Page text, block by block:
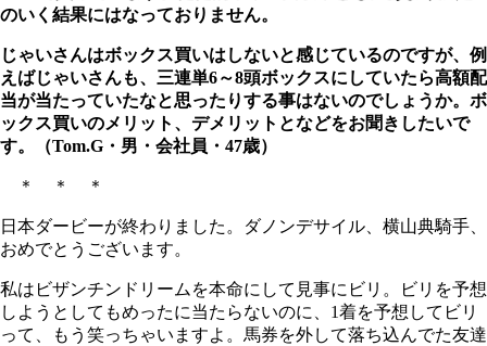
のいく結果にはなっておりません。
じゃいさんはボックス買いはしないと感じているのですが、例
えばじゃいさんも、三連単6～8頭ボックスにしていたら高額配
当が当たっていたなと思ったりする事はないのでしょうか。ボ
ックス買いのメリット、デメリットとなどをお聞きしたいで
す。（Tom.G・男・会社員・47歳）
＊ ＊ ＊
日本ダービーが終わりました。ダノンデサイル、横山典騎手、
おめでとうございます。
私はビザンチンドリームを本命にして見事にビリ。ビリを予想
しようとしてもめったに当たらないのに、1着を予想してビリ
って、もう笑っちゃいますよ。馬券を外して落ち込んでた友達